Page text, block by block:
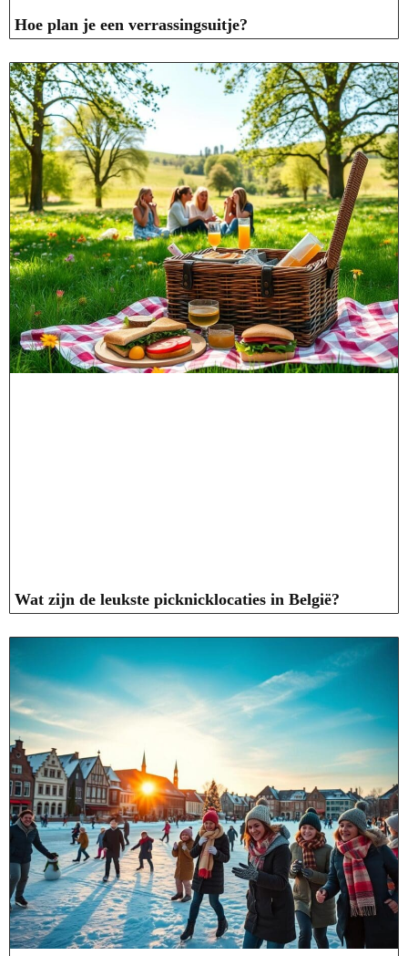
Hoe plan je een verrassingsuitje?
Wat zijn de leukste picknicklocaties in België?